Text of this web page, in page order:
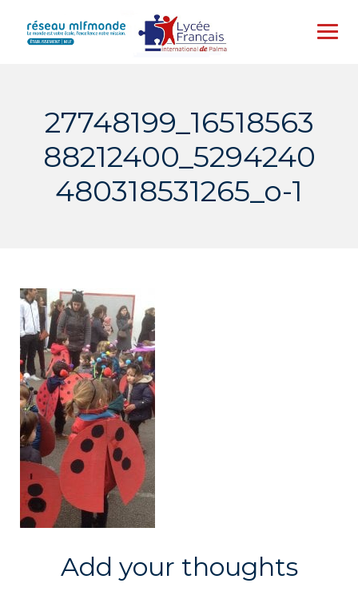
content
27748199_16518563
88212400_5294240
480318531265_o-1
Add your thoughts